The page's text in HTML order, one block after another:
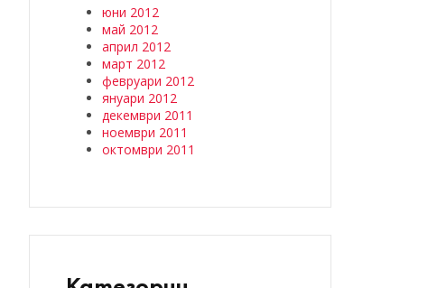
юни 2012
май 2012
април 2012
март 2012
февруари 2012
януари 2012
декември 2011
ноември 2011
октомври 2011